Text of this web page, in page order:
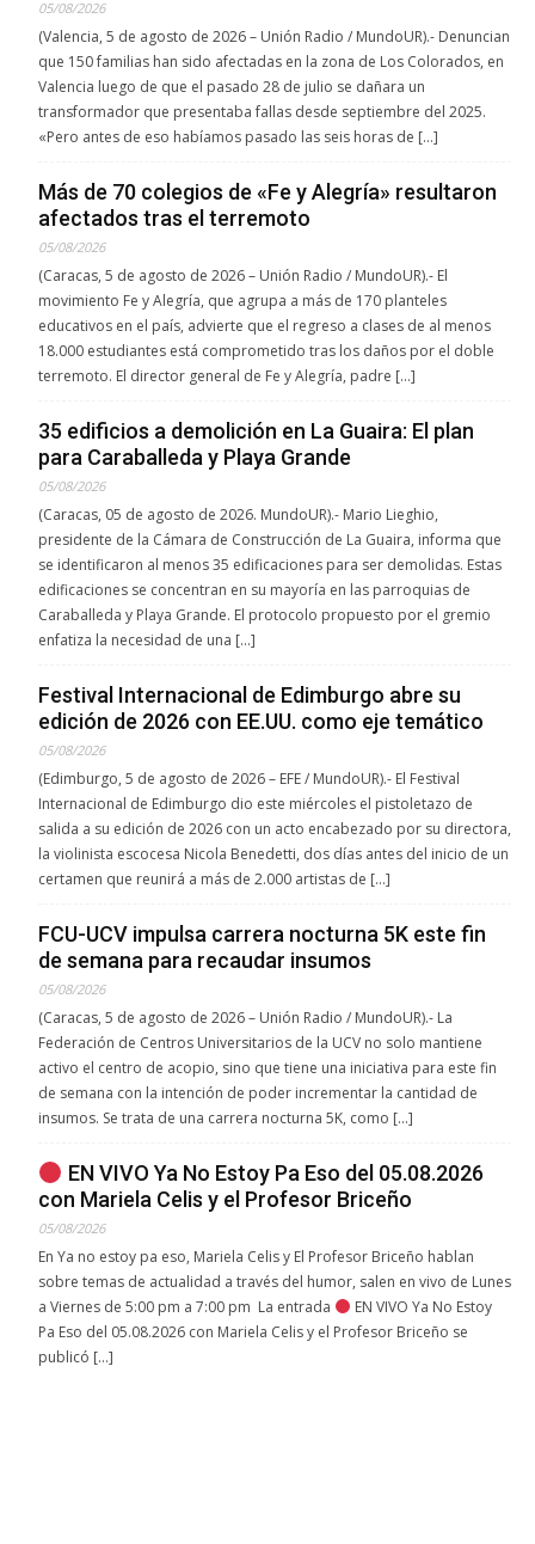
05/08/2026
(Valencia, 5 de agosto de 2026 – Unión Radio / MundoUR).- Denuncian
que 150 familias han sido afectadas en la zona de Los Colorados, en
Valencia luego de que el pasado 28 de julio se dañara un
transformador que presentaba fallas desde septiembre del 2025.
«Pero antes de eso habíamos pasado las seis horas de […]
Más de 70 colegios de «Fe y Alegría» resultaron
afectados tras el terremoto
05/08/2026
(Caracas, 5 de agosto de 2026 – Unión Radio / MundoUR).- El
movimiento Fe y Alegría, que agrupa a más de 170 planteles
educativos en el país, advierte que el regreso a clases de al menos
18.000 estudiantes está comprometido tras los daños por el doble
terremoto. El director general de Fe y Alegría, padre […]
35 edificios a demolición en La Guaira: El plan
para Caraballeda y Playa Grande
05/08/2026
(Caracas, 05 de agosto de 2026. MundoUR).- Mario Lieghio,
presidente de la Cámara de Construcción de La Guaira, informa que
se identificaron al menos 35 edificaciones para ser demolidas. Estas
edificaciones se concentran en su mayoría en las parroquias de
Caraballeda y Playa Grande. El protocolo propuesto por el gremio
enfatiza la necesidad de una […]
Festival Internacional de Edimburgo abre su
edición de 2026 con EE.UU. como eje temático
05/08/2026
(Edimburgo, 5 de agosto de 2026 – EFE / MundoUR).- El Festival
Internacional de Edimburgo dio este miércoles el pistoletazo de
salida a su edición de 2026 con un acto encabezado por su directora,
la violinista escocesa Nicola Benedetti, dos días antes del inicio de un
certamen que reunirá a más de 2.000 artistas de […]
FCU-UCV impulsa carrera nocturna 5K este fin
de semana para recaudar insumos
05/08/2026
(Caracas, 5 de agosto de 2026 – Unión Radio / MundoUR).- La
Federación de Centros Universitarios de la UCV no solo mantiene
activo el centro de acopio, sino que tiene una iniciativa para este fin
de semana con la intención de poder incrementar la cantidad de
insumos. Se trata de una carrera nocturna 5K, como […]
EN VIVO Ya No Estoy Pa Eso del 05.08.2026
con Mariela Celis y el Profesor Briceño
05/08/2026
En Ya no estoy pa eso, Mariela Celis y El Profesor Briceño hablan
sobre temas de actualidad a través del humor, salen en vivo de Lunes
a Viernes de 5:00 pm a 7:00 pm La entrada
EN VIVO Ya No Estoy
Pa Eso del 05.08.2026 con Mariela Celis y el Profesor Briceño se
publicó […]